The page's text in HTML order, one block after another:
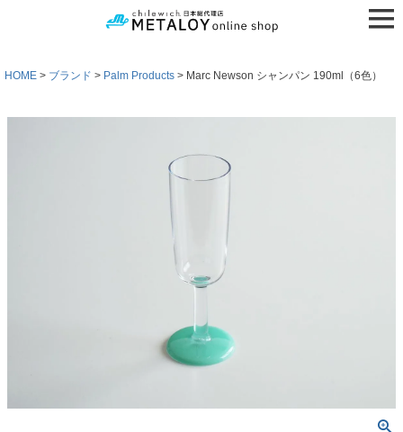
HOME ブランド Palm Products Marc Newson シャンパン 190ml（6色）